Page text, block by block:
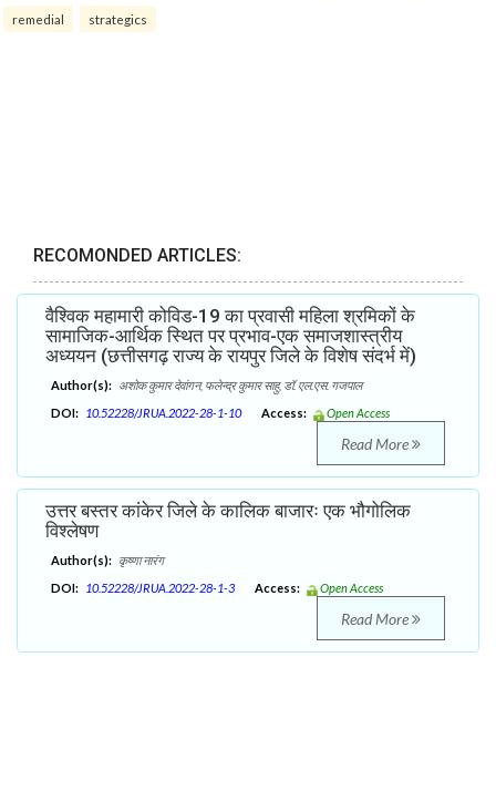
remedial strategics
RECOMONDED ARTICLES:
वैश्विक महामारी कोविड-19 का प्रवासी महिला श्रमिकों के
सामाजिक-आर्थिक स्थित पर प्रभाव-एक समाजशास्त्रीय
अध्ययन (छत्तीसगढ़ राज्य के रायपुर जिले के विशेष संदर्भ में)
Author(s): अशोक कुमार देवांगन, फलेन्द्र कुमार साहु, डॉ. एल.एस. गजपाल
DOI: 10.52228/JRUA.2022-28-1-10 Access: Open Access
Read More
उत्तर बस्तर कांकेर जिले के कालिक बाजारः एक भौगोलिक
विश्लेषण
Author(s): कृष्णा नारंग
DOI: 10.52228/JRUA.2022-28-1-3 Access: Open Access
Read More